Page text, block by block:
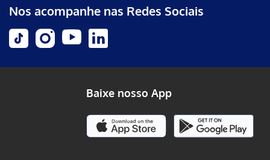
Nos acompanhe nas Redes Sociais
Baixe nosso App